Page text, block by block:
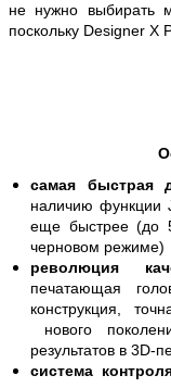
не нужно выбирать
поскольку Designer X
самая быстрая
наличию функции
еще быстрее (до
черновом режиме)
революция
печатающая
конструкция,
нового
результатов в 3D-
система